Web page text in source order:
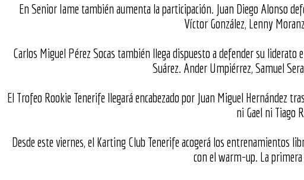
En Senior Iame también aumenta la participación. Juan Diego Alonso
Víctor González, Lenny
Carlos Miguel Pérez Socas también llega dispuesto a defender su
Suárez. Ander Umpiérrez, Samuel
El Trofeo Rookie Tenerife llegará encabezado por Juan Miguel Hernández
ni Gael ni Tiago
Desde este viernes, el Karting Club Tenerife acogerá los entrenamientos
con el warm-up. La primera